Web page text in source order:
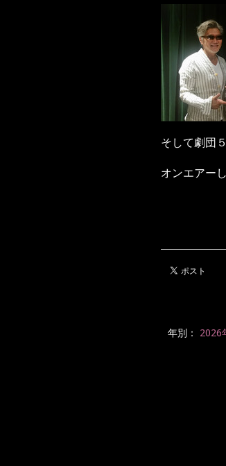
そして劇団
オンエアー
年別： 2026